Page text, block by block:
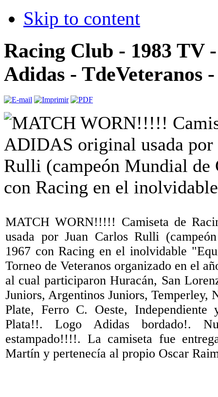
Skip to content
Racing Club - 1983 TV
Adidas - TdeVeteranos
MATCH WORN!!!!! Camiseta de
usada por Juan Carlos Rulli
1967 con Racing en el inolvidable
Torneo de Veteranos organizado en el
al cual participaron Huracán, San
Juniors, Argentinos Juniors, Temperley,
Plate, Ferro C. Oeste, Independiente
Plata!!. Logo Adidas bordado!.
estampado!!!!. La camiseta fue
Martín y pertenecía al propio Oscar